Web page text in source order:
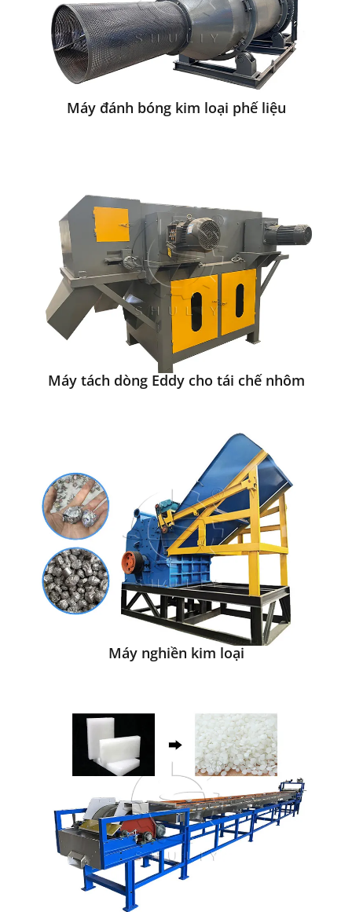
Máy đánh bóng kim loại phế liệu
Máy tách dòng Eddy cho tái chế nhôm
Máy nghiền kim loại